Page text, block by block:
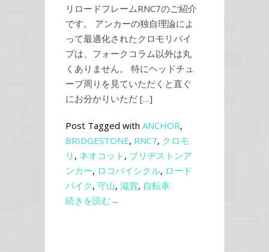
リロードフレームRNC7のご紹介
です。 アンカーの独自理論によ
って最適化されたクロモリパイ
プは、フォークコラム以外は丸
くありません。 特にヘッドチュ
ーブ周りを見ていただくと直ぐ
にお分かりいただ […]
Post Tagged with ANCHOR,
BRIDGESTONE, RNC7, クロモ
リ , ネオコット , ブリヂストンア
ンカー, ロコバイシクル, ロード
バイク, 守山, 滋賀, 自転車
続きを読む→